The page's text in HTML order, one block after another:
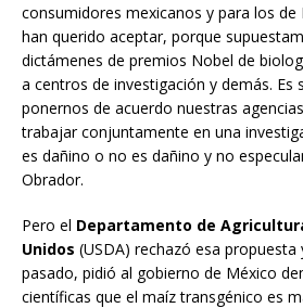
consumidores mexicanos y para los de
han querido aceptar, porque
dictámenes de premios Nobel de
a centros de investigación y demás. Es
ponernos de acuerdo nuestras
trabajar conjuntamente en una
es dañino o no es dañino y no
Obrador.
Pero el Departamento de
Unidos (USDA) rechazó esa
pasado, pidió al gobierno de México
científicas que el maíz transgénico es